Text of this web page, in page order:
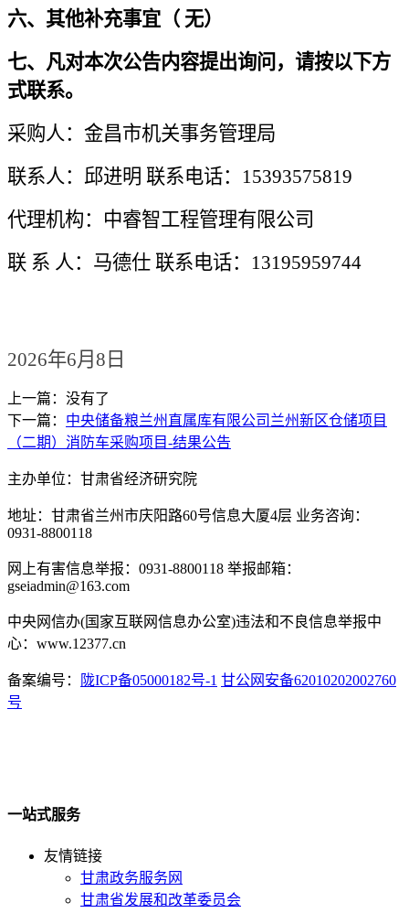
六、 其他补充事宜 （ 无）
七、 凡对本次公告内容提出询问，请按以下方
式联系。
采购人： 金昌市机关事务管理局
联系人：邱进明 联系电话：15393575819
代理机构： 中睿智工程管理有限公司
联 系 人： 马德仕 联系电话： 13195959744
2026年6月 8 日
上一篇：没有了
下一篇： 中央储备粮兰州直属库有限公司兰州新区仓储项目
（二期）消防车采购项目-结果公告
主办单位：甘肃省经济研究院
地址：甘肃省兰州市庆阳路60号信息大厦4层 业务咨询：
0931-8800118
网上有害信息举报：0931-8800118 举报邮箱：
gseiadmin@163.com
中央网信办(国家互联网信息办公室)违法和不良信息举报中
心：www.12377.cn
备案编号： 陇ICP备05000182号-1 甘公网安备62010202002760
号
一站式服务
友情链接
甘肃政务服务网
甘肃省发展和改革委员会